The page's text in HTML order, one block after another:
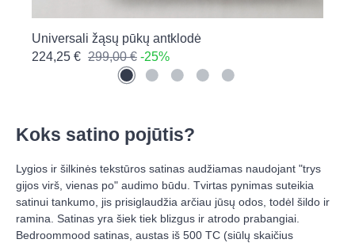
Universali žąsų pūkų antklodė
224,25 € 299,00 € -25%
Koks satino pojūtis?
Lygios ir šilkinės tekstūros satinas audžiamas naudojant "trys
gijos virš, vienas po" audimo būdu. Tvirtas pynimas suteikia
satinui tankumo, jis prisiglaudžia arčiau jūsų odos, todėl šildo ir
ramina. Satinas yra šiek tiek blizgus ir atrodo prabangiai.
Bedroommood satinas, austas iš 500 TC (siūlų skaičius